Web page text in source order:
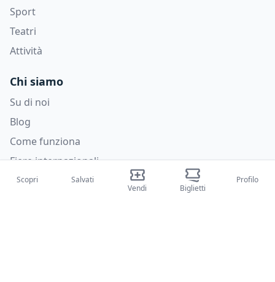
Sport
Teatri
Attività
Chi siamo
Su di noi
Blog
Come funziona
Fiere internazionali
Creator Program
Scopri
Salvati
Vendi
Biglietti
Profilo